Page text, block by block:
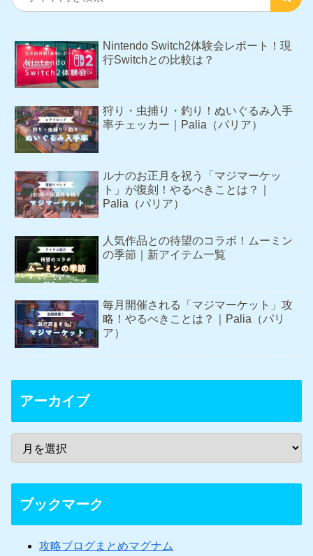
Nintendo Switch2体験会レポート！現
行Switchとの比較は？
狩り・虫捕り・釣り！ぬいぐるみ入手
率チェッカー｜Palia（パリア）
ルナのお正月を祝う「マジマーケッ
ト」が復刻！やるべきことは？｜
Palia（パリア）
人気作品との待望のコラボ！ムーミン
の季節｜新アイテム一覧
毎月開催される「マジマーケット」攻
略！やるべきことは？｜Palia（パリ
ア）
アーカイブ
ブックマーク
攻略ブログまとめマグナム